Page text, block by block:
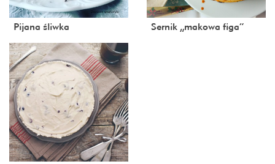
Pijana śliwka Sernik „makowa figa”